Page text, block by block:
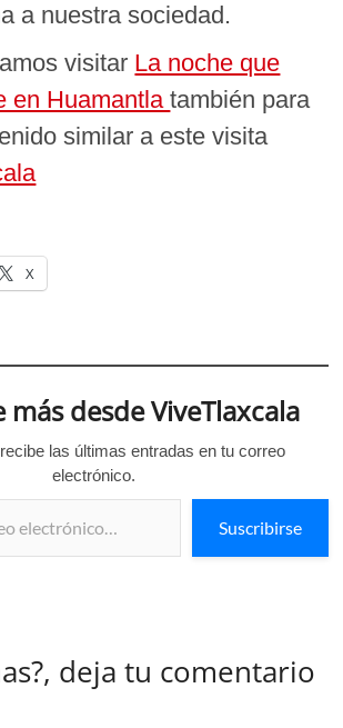
a nuestra sociedad.
visitar La noche que
en Huamantlatambién para
similar a este visita
X
más desde ViveTlaxcala
las últimas entradas en tu correo
electrónico.
Suscribirse
deja tu comentario